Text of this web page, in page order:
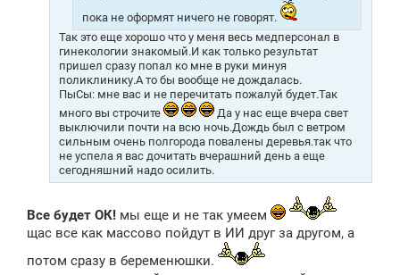
пока не оформят ничего не говорят.
Так это еще хорошо что у меня весь медперсонал в
гинекологии знакомый.И как только результат
пришел сразу попал ко мне в руки минуя
поликлинику.А то бы вообще не дождалась.
ПыСы: мне вас и не перечитать пожалуй будет.Так
много вы строчите
Да у нас еще вчера свет
выключили почти на всю ночь.Дождь был с ветром
сильным очень полгорода повалены деревья.так что
не успела я вас дочитать вчерашний день а еще
сегодняшний надо осилить.
Все будет ОК! мы еще и не так умеем
щас все как массово пойдут в ИИ друг за другом, а
потом сразу в беременюшки.